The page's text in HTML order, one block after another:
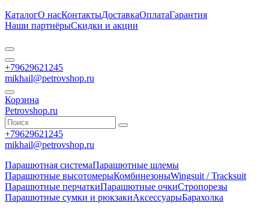
КаталогО насКонтактыДоставкаОплатаГарантия
Наши партнёрыСкидки и акции
+79629621245
mikhail@petrovshop.ru
Корзина
Petrovshop.ru
+79629621245
mikhail@petrovshop.ru
Парашютная системаПарашютные шлемы
Парашютные высотомерыКомбинезоныWingsuit / Tracksuit
Парашютные перчаткиПарашютные очкиСтропорезы
Парашютные сумки и рюкзакиАксессуарыБарахолка